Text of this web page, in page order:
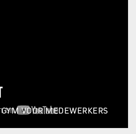
VOOR MEDEWERKERS